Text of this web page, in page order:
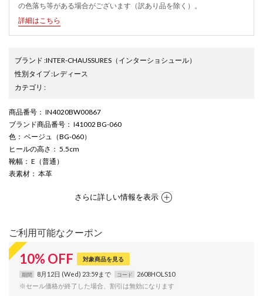
の色落ち等がある場合がございます（訳あり品を除く）。
詳細はこちら
ブランド :INTER-CHAUSSURES （インターショシュール）
性別タイプ:レディース
カテゴリ :
商品番号 ： IN4020BW00867
ブランド商品番号 ： I41002 BG-060
色 ： ベージュ（BG-060）
ヒールの高さ ： 5.5cm
靴幅 ： E（普通）
表素材 ： 本革
さらに詳しい情報を表示
ご利用可能なクーポン
10% OFF 対象商品を見る
期間 8月12日 (Wed) 23:59まで コード
2608HOLS10
※セール価格が終了した場合、割引は無効になります